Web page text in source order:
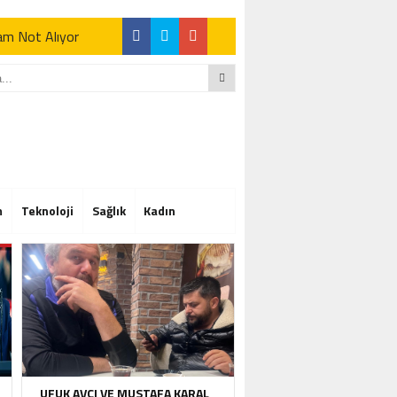
Not Alıyor
Not Alıyor
Teknoloji Sağlık Kadın
UFUK AVCI VE MUSTAFA KARAL